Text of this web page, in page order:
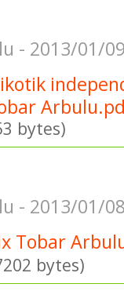
- 2013/01/
bytes)
- 2013/01/
Tobar
bytes)